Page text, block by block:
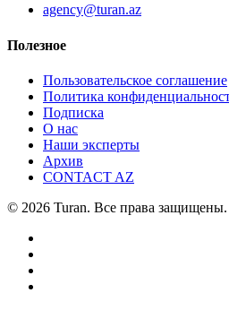
agency@turan.az
Полезное
Пользовательское соглашение
Политика
Подписка
О нас
Наши эксперты
Архив
CONTACT AZ
© 2026 Turan. Все права защищены.